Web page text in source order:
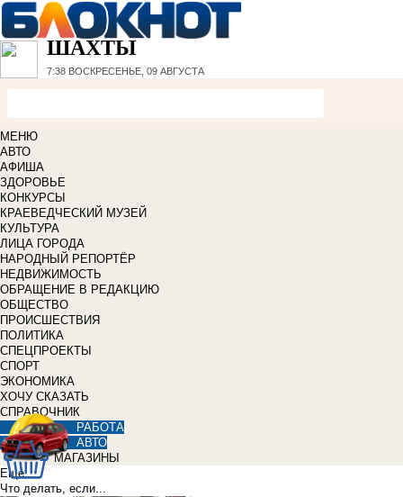
ШАХТЫ
7:38 ВОСКРЕСЕНЬЕ, 09 АВГУСТА
МЕНЮ
АВТО
АФИША
ЗДОРОВЬЕ
КОНКУРСЫ
КРАЕВЕДЧЕСКИЙ МУЗЕЙ
КУЛЬТУРА
ЛИЦА ГОРОДА
НАРОДНЫЙ РЕПОРТЁР
НЕДВИЖИМОСТЬ
ОБРАЩЕНИЕ В РЕДАКЦИЮ
ОБЩЕСТВО
ПРОИСШЕСТВИЯ
ПОЛИТИКА
СПЕЦПРОЕКТЫ
СПОРТ
ЭКОНОМИКА
ХОЧУ СКАЗАТЬ
СПРАВОЧНИК
РАБОТА
АВТО
МАГАЗИНЫ
Еще
Что делать, если...